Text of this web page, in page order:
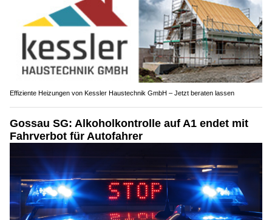
Effiziente Heizungen von Kessler Haustechnik GmbH – Jetzt beraten lassen
Gossau SG: Alkoholkontrolle auf A1 endet mit
Fahrverbot für Autofahrer